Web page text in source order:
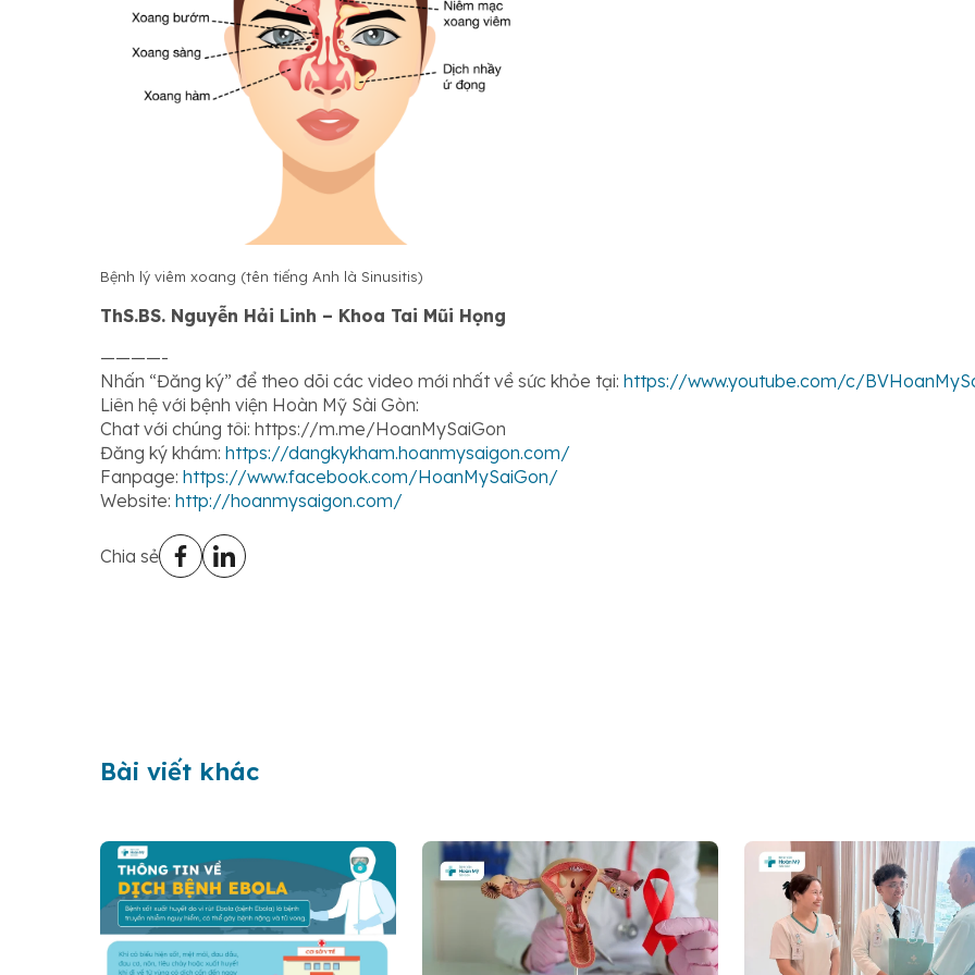
Bệnh lý viêm xoang (tên tiếng Anh là Sinusitis)
ThS.BS. Nguyễn Hải Linh – Khoa Tai Mũi Họng
————-
Nhấn “Đăng ký” để theo dõi các video mới nhất về sức khỏe tại: https://www.youtube.com/c/
Liên hệ với bệnh viện Hoàn Mỹ Sài Gòn:
Chat với chúng tôi: https://m.me/HoanMySaiGon
Đăng ký khám: https://dangkykham.hoanmysaigon.com/
Fanpage: https://www.facebook.com/HoanMySaiGon/
Website: http://hoanmysaigon.com/
Chia sẻ
Bài viết khác